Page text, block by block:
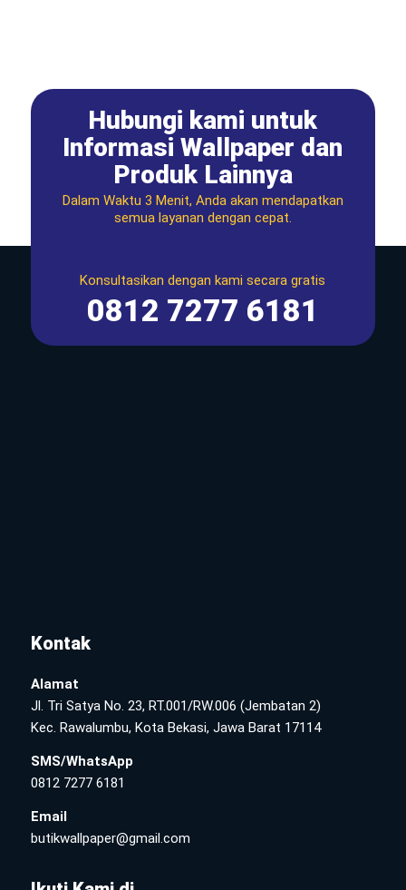
Hubungi kami untuk
Informasi Wallpaper dan
Produk Lainnya
Dalam Waktu 3 Menit, Anda akan mendapatkan
semua layanan dengan cepat.
Konsultasikan dengan kami secara gratis
0812 7277 6181
Kontak
Alamat
Jl. Tri Satya No. 23, RT.001/RW.006 (Jembatan 2)
Kec. Rawalumbu, Kota Bekasi, Jawa Barat 17114
SMS/WhatsApp
0812 7277 6181
Email
butikwallpaper@gmail.com